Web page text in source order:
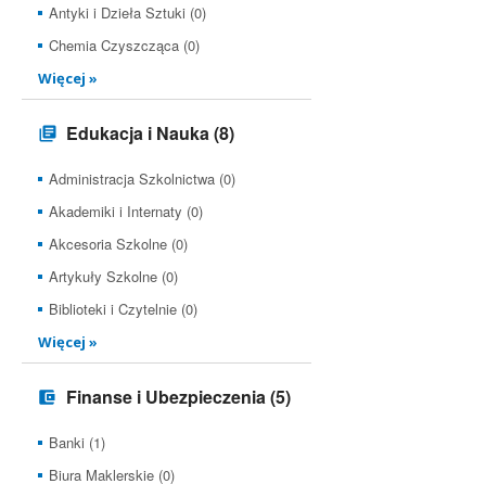
Antyki i Dzieła Sztuki (0)
Chemia Czyszcząca (0)
Więcej »
Edukacja i Nauka(8)
Administracja Szkolnictwa (0)
Akademiki i Internaty (0)
Akcesoria Szkolne (0)
Artykuły Szkolne (0)
Biblioteki i Czytelnie (0)
Więcej »
Finanse i Ubezpieczenia(5)
Banki (1)
Biura Maklerskie (0)